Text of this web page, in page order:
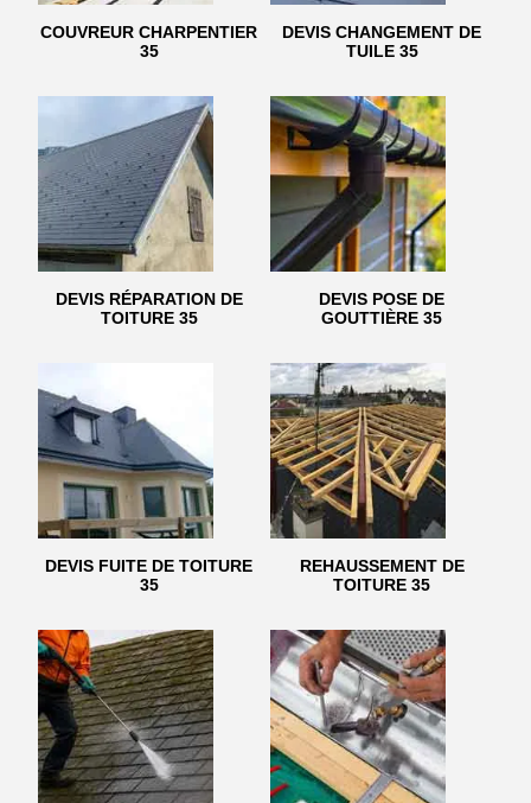
COUVREUR CHARPENTIER
35
DEVIS CHANGEMENT DE
TUILE 35
DEVIS RÉPARATION DE
TOITURE 35
DEVIS POSE DE
GOUTTIÈRE 35
DEVIS FUITE DE TOITURE
35
REHAUSSEMENT DE
TOITURE 35